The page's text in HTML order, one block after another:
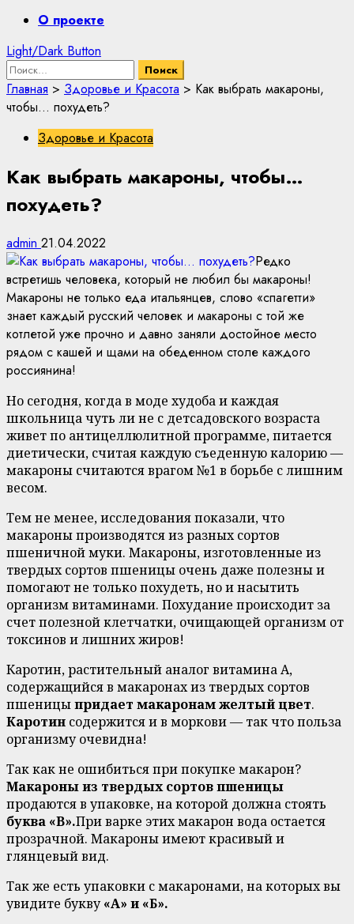
PrimaryО проекте
Light/Dark Button
Найти:
Главная > Здоровье и Красота > Как выбрать макароны,
чтобы… похудеть?
Здоровье и Красота
Как выбрать макароны, чтобы…
похудеть?
admin 21.04.2022
Редко
встретишь человека, который не любил бы макароны!
Макароны не только еда итальянцев, слово «спагетти»
знает каждый русский человек и макароны с той же
котлетой уже прочно и давно заняли достойное место
рядом с кашей и щами на обеденном столе каждого
россиянина!
Но сегодня, когда в моде худоба и каждая
школьница чуть ли не с детсадовского возраста
живет по антицеллюлитной программе, питается
диетически, считая каждую съеденную калорию —
макароны считаются врагом №1 в борьбе с лишним
весом.
Тем не менее, исследования показали, что
макароны производятся из разных сортов
пшеничной муки. Макароны, изготовленные из
твердых сортов пшеницы очень даже полезны и
помогают не только похудеть, но и насытить
организм витаминами. Похудание происходит за
счет полезной клетчатки, очищающей организм от
токсинов и лишних жиров!
Каротин, растительный аналог витамина А,
содержащийся в макаронах из твердых сортов
пшеницыпридает макаронам желтый цвет.
Каротин содержится и в моркови — так что польза
организму очевидна!
Так как не ошибиться при покупке макарон?
Макароны из твердых сортов пшеницы
продаются в упаковке, на которой должна стоять
буква «В».При варке этих макарон вода остается
прозрачной. Макароны имеют красивый и
глянцевый вид.
Так же есть упаковки с макаронами, на которых вы
увидите букву«А» и «Б».